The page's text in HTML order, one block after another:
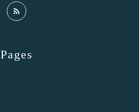
Pages